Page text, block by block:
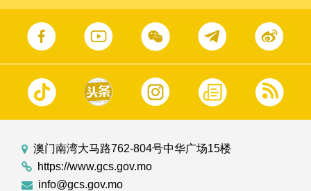
澳门南湾大马路762-804号中华广场15楼
https://www.gcs.gov.mo
info@gcs.gov.mo